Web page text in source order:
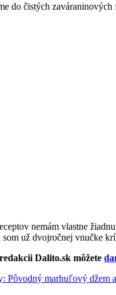
do čistých
nemám vlastne
už dvojročnej vnučke
Dalito.sk môžete
Pôvodný marhuľový džem